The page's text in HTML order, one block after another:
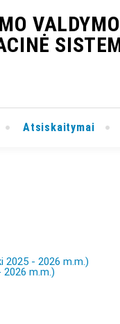
VALDYMO
Atsiskaitymai
2025 - 2026 m.m.)
m.m.)